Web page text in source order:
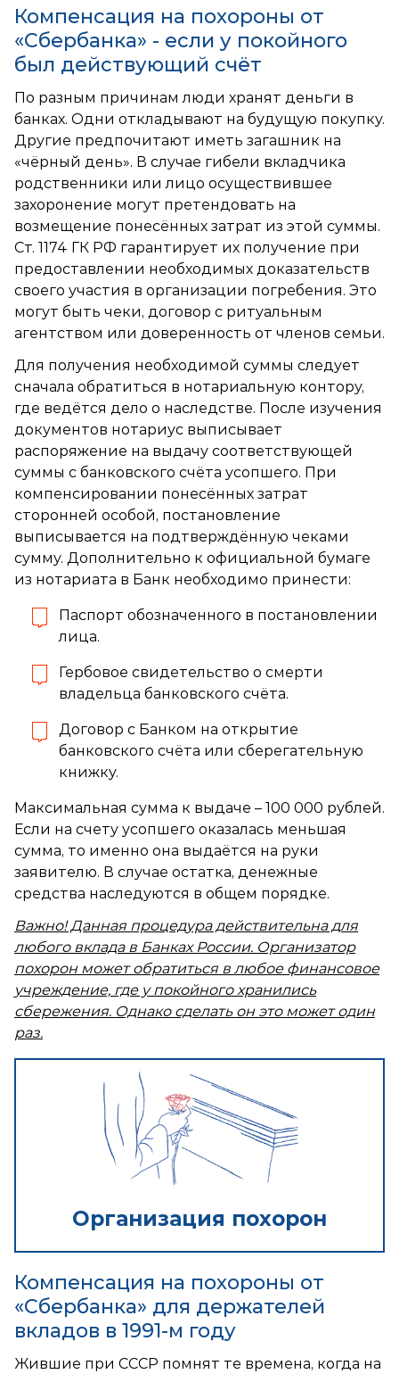
Компенсация на похороны от
«Сбербанка» - если у покойного
был действующий счёт
По разным причинам люди хранят деньги в
банках. Одни откладывают на будущую покупку.
Другие предпочитают иметь загашник на
«чёрный день». В случае гибели вкладчика
родственники или лицо осуществившее
захоронение могут претендовать на
возмещение понесённых затрат из этой суммы.
Ст. 1174 ГК РФ гарантирует их получение при
предоставлении необходимых доказательств
своего участия в организации погребения. Это
могут быть чеки, договор с ритуальным
агентством или доверенность от членов семьи.
Для получения необходимой суммы следует
сначала обратиться в нотариальную контору,
где ведётся дело о наследстве. После изучения
документов нотариус выписывает
распоряжение на выдачу соответствующей
суммы с банковского счёта усопшего. При
компенсировании понесённых затрат
сторонней особой, постановление
выписывается на подтверждённую чеками
сумму. Дополнительно к официальной бумаге
из нотариата в Банк необходимо принести:
Паспорт обозначенного в постановлении
лица.
Гербовое свидетельство о смерти
владельца банковского счёта.
Договор с Банком на открытие
банковского счёта или сберегательную
книжку.
Максимальная сумма к выдаче – 100 000 рублей.
Если на счету усопшего оказалась меньшая
сумма, то именно она выдаётся на руки
заявителю. В случае остатка, денежные
средства наследуются в общем порядке.
Важно! Данная процедура действительна для
любого вклада в Банках России. Организатор
похорон может обратиться в любое финансовое
учреждение, где у покойного хранились
сбережения. Однако сделать он это может один
раз.
Организация похорон
Компенсация на похороны от
«Сбербанка» для держателей
вкладов в 1991-м году
Жившие при СССР помнят те времена, когда на